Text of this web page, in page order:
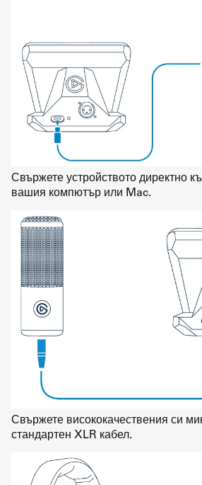
Свържете устройството директно
вашия компютър или Mac.
Свържете висококачествения си
стандартен XLR кабел.